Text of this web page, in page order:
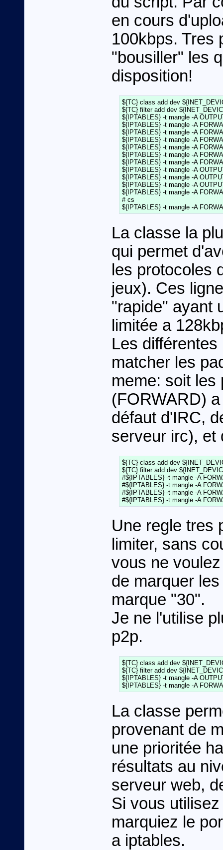
en cours
100kbps. Tres
"bousiller" les
disposition!
${TC} class add dev
${TC} filter add dev
${IPTABLES} -t mangle -A
${IPTABLES} -t mangle -A
${IPTABLES} -t mangle -A
${IPTABLES} -t mangle -A
${IPTABLES} -t mangle -A
${IPTABLES} -t mangle -A
${IPTABLES} -t mangle -A
${IPTABLES} -t mangle -A
${IPTABLES} -t mangle -A
${IPTABLES} -t mangle -A
${IPTABLES} -t mangle -A
# cs
La classe la
qui permet
les protocoles
jeux). Ces
"rapide" ayant
limitée a
Les
matcher les
meme: soit les
(FORWARD)
défaut d'IRC,
serveur irc), et
${TC} class add dev
${TC} filter add dev
#${IPTABLES} -t mangle -A
#${IPTABLES} -t mangle -A
#${IPTABLES} -t mangle -A
Une regle tres
limiter, sans
vous ne
de marquer
marque "30".
Je ne l'utilise
p2p.
${TC} class add dev
${TC} filter add dev
${IPTABLES} -t mangle -A
La classe
provenant de
une prioritée
résultats au
serveur web,
Si vous
marquiez le
a iptables.